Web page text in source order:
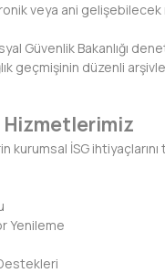
veya ani
Güvenlik Bakanlığı
geçmişinin düzenli
Hizmetlerimiz
İSG
Yenileme
Destekleri